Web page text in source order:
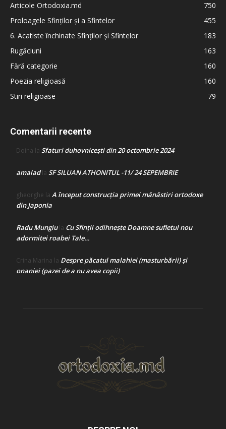
Articole Ortodoxia.md
750
Proloagele Sfinților și a Sfintelor
455
6. Acatiste închinate Sfinților și Sfintelor
183
Rugăciuni
163
Fără categorie
160
Poezia religioasă
160
Stiri religioase
79
Comentarii recente
Doina la Sfaturi duhovnicești din 20 octombrie 2024
amaladla SF SILUAN ATHONITUL -11/ 24 SEPEMBRIE
gheorghe la A început construcţia primei mănăstiri ortodoxe
din Japonia
Radu Mungiula Cu Sfinții odihnește Doamne sufletul nou
adormitei roabei Tale…
Crina Marina la Despre păcatul malahiei (masturbării) şi
onaniei (pazei de a nu avea copii)